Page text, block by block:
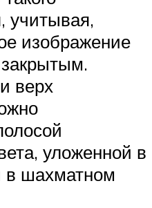
учитывая,
изображение
верх
уложенной в
в шахматном